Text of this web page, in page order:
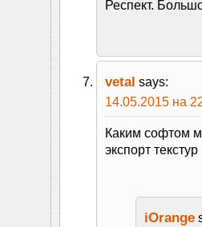
Респект.
vetal says:
14.05.2015 на
Каким софтом
экспорт текстур
iOrange